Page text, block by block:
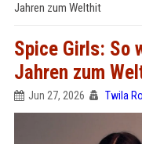
Jahren zum Welthit
Spice Girls: So
Jahren zum
Jun 27, 2026 Twila